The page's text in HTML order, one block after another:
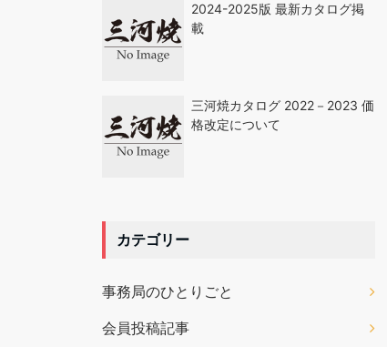
2024-2025版 最新カタログ掲
載
三河焼カタログ 2022－2023 価
格改定について
カテゴリー
事務局のひとりごと
会員投稿記事